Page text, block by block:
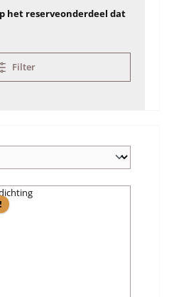
het reserveonderdeel dat
Filter